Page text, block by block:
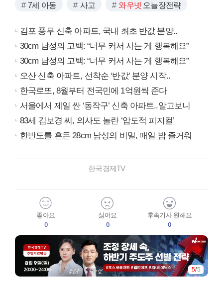
7세 아동 사고 와우넷 오늘장전략
김포 풍무 신축 아파트, 국내 최초 반값 분양..
30cm 남성의 고백: “너무 커서 사는 게 행복해요”
30cm 남성의 고백: “너무 커서 사는 게 행복해요”
오산 신축 아파트, 선착순 ‘반값’ 분양 시작..
한국로또, 8월부터 전국민에 1억원씩 준다
서울에서 제일 싼 ‘동작구’ 신축 아파트..알고보니
83세 김보경 씨, 의사도 놀란 ‘압도적 피지컬’
한반도를 흔든 28cm 남성의 비밀, 매일 밤 즐거워
한국경제TV
좋아요
0
싫어요
0
후속기사 원해요
0
5/5